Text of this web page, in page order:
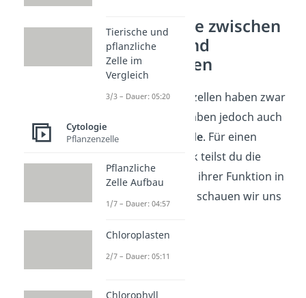
Unterschiede zwischen
Tierzellen und
Pflanzenzellen
Tier- und Pflanzenzellen haben zwar
viel gemeinsam, haben jedoch auch
einige
Unterschiede. Für einen
besseren Überblick teilst du die
Unterschiede nach ihrer Funktion in
Kategorien ein. Sie schauen wir uns
Tierische und
pflanzliche
Zelle im
Vergleich
3/3 – Dauer: 05:20
Cytologie
Pflanzenzelle
Pflanzliche
Zelle Aufbau
1/7 – Dauer: 04:57
Chloroplasten
2/7 – Dauer: 05:11
Chlorophyll